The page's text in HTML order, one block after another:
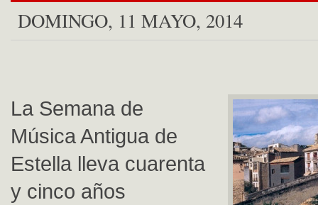
DOMINGO, 11 MAYO, 2014
La Semana de
Música Antigua de
Estella lleva cuarenta
y cinco años